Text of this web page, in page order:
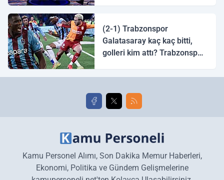
(2-1) Trabzonspor
Galatasaray kaç kaç bitti,
golleri kim attı? Trabzonspor
golleri!
Kamu Personel Alımı, Son Dakika Memur Haberleri,
Ekonomi, Politika ve Gündem Gelişmelerine